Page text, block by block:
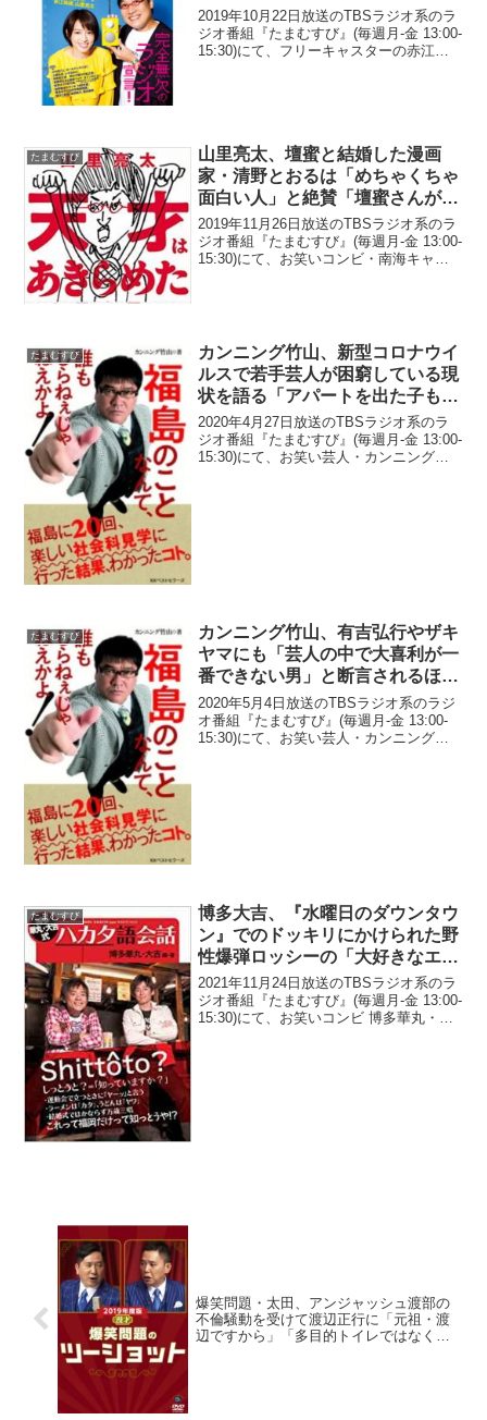
歳ながらに」
2019年10月22日放送のTBSラジオ系のラ
ジオ番組『たまむすび』(毎週月-金 13:00-
15:30)にて、フリーキャスターの赤江珠
たまむすび
山里亮太、壇蜜と結婚した漫画
家・清野とおるは「めちゃくちゃ
面白い人」と絶賛「壇蜜さんがべ
た惚れなんじゃない？」
2019年11月26日放送のTBSラジオ系のラ
ジオ番組『たまむすび』(毎週月-金 13:00-
15:30)にて、お笑いコンビ・南海キャン
たまむすび
カンニング竹山、新型コロナウイ
ルスで若手芸人が困窮している現
状を語る「アパートを出た子もい
るし」
2020年4月27日放送のTBSラジオ系のラ
ジオ番組『たまむすび』(毎週月-金 13:00-
15:30)にて、お笑い芸人・カンニング竹
たまむすび
カンニング竹山、有吉弘行やザキ
ヤマにも「芸人の中で大喜利が一
番できない男」と断言されるほど
大喜利が苦手だと告白
2020年5月4日放送のTBSラジオ系のラジ
オ番組『たまむすび』(毎週月-金 13:00-
15:30)にて、お笑い芸人・カンニング竹
たまむすび
博多大吉、『水曜日のダウンタウ
ン』でのドッキリにかけられた野
性爆弾ロッシーの「大好きなエピ
ソード」について語る
2021年11月24日放送のTBSラジオ系のラ
ジオ番組『たまむすび』(毎週月-金 13:00-
15:30)にて、お笑いコンビ 博多華丸・大
爆笑問題・太田、アンジャッシュ渡部の
不倫騒動を受けて渡辺正行に「元祖・渡
辺ですから」「多目的トイレではなくセ